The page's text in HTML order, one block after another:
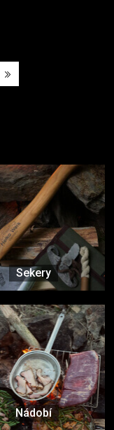
Sekery
Nádobí